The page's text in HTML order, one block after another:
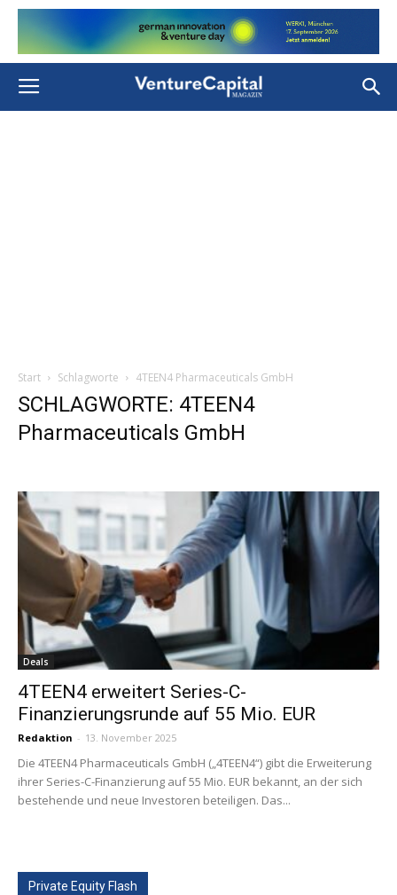
Start Schlagworte 4TEEN4 Pharmaceuticals GmbH
SCHLAGWORTE: 4TEEN4
Pharmaceuticals GmbH
Deals
4TEEN4 erweitert Series-C-
Finanzierungsrunde auf 55 Mio. EUR
Redaktion - 13. November 2025
Die 4TEEN4 Pharmaceuticals GmbH („4TEEN4“) gibt die Erweiterung
ihrer Series-C-Finanzierung auf 55 Mio. EUR bekannt, an der sich
bestehende und neue Investoren beteiligen. Das...
Private Equity Flash